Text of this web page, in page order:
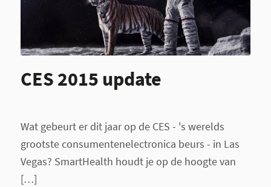
CES 2015 update
Wat gebeurt er dit jaar op de CES - 's werelds
grootste consumentenelectronica beurs - in Las
Vegas? SmartHealth houdt je op de hoogte van
[…]